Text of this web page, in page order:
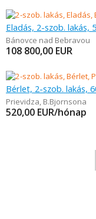
Eladás, 2-szob. lakás,
Bánovce nad Bebravou
108 800,00 EUR
Bérlet, 2-szob. lakás,
Prievidza, B.Bjornsona
520,00 EUR/hónap